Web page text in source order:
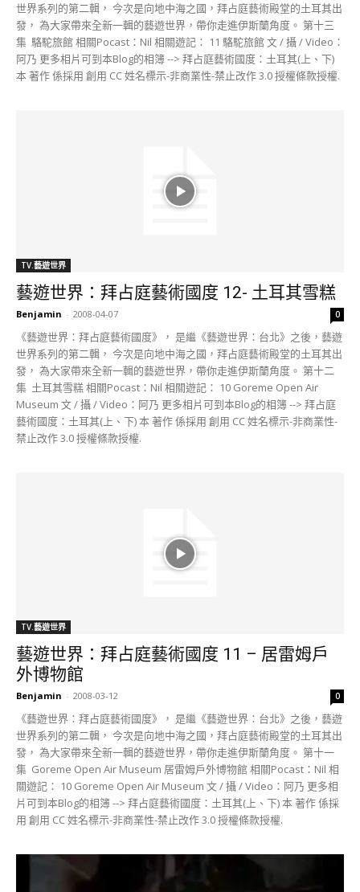
世界系列的第二輯， 今次是向地中海之國，拜占庭藝術殿堂的土耳其出
發， 為大家帶來全新一輯的藝遊世界，帶你走進伊斯蘭角度。 第十三
集 駱駝旅館 相關Pocast：Nil 相關遊記： 11 駱駝旅館 文 / 攝 / Video：
阿乃 更多相片可到本Blog的相簿 --> 拜占庭藝術國度：土耳其(上、下)
本 著作 係採用 創用 CC 姓名標示-非商業性-禁止改作 3.0 授權條款授權.
TV.藝遊世界
藝遊世界：拜占庭藝術國度 12- 土耳其雪糕
Benjamin - 2008-04-07 0
《藝遊世界：拜占庭藝術國度》， 是繼《藝遊世界：台北》之後，藝遊
世界系列的第二輯， 今次是向地中海之國，拜占庭藝術殿堂的土耳其出
發， 為大家帶來全新一輯的藝遊世界，帶你走進伊斯蘭角度。 第十二
集 土耳其雪糕 相關Pocast：Nil 相關遊記： 10 Goreme Open Air
Museum 文 / 攝 / Video：阿乃 更多相片可到本Blog的相簿 --> 拜占庭
藝術國度：土耳其(上、下) 本 著作 係採用 創用 CC 姓名標示-非商業性-
禁止改作 3.0 授權條款授權.
TV.藝遊世界
藝遊世界：拜占庭藝術國度 11 – 居雷姆戶
外博物館
Benjamin - 2008-03-12 0
《藝遊世界：拜占庭藝術國度》， 是繼《藝遊世界：台北》之後，藝遊
世界系列的第二輯， 今次是向地中海之國，拜占庭藝術殿堂的土耳其出
發， 為大家帶來全新一輯的藝遊世界，帶你走進伊斯蘭角度。 第十一
集 Goreme Open Air Museum 居雷姆戶外博物館 相關Pocast：Nil 相
關遊記： 10 Goreme Open Air Museum 文 / 攝 / Video：阿乃 更多相
片可到本Blog的相簿 --> 拜占庭藝術國度：土耳其(上、下) 本 著作 係採
用 創用 CC 姓名標示-非商業性-禁止改作 3.0 授權條款授權.